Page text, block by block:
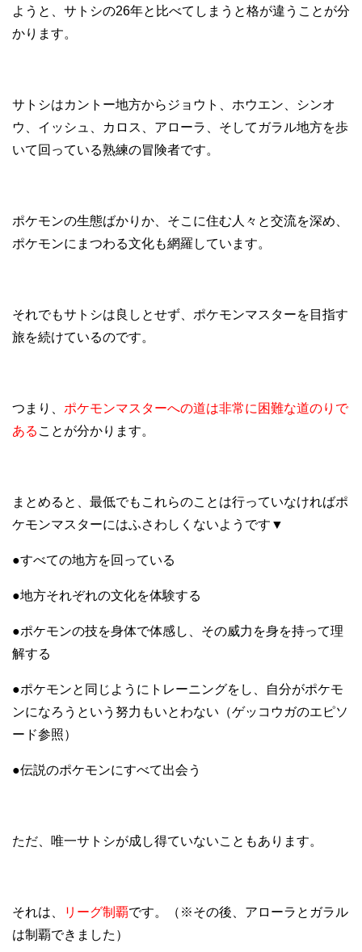
ようと、サトシの26年と比べてしまうと格が違うことが分
かります。
サトシはカントー地方からジョウト、ホウエン、シンオ
ウ、イッシュ、カロス、アローラ、そしてガラル地方を歩
いて回っている熟練の冒険者です。
ポケモンの生態ばかりか、そこに住む人々と交流を深め、
ポケモンにまつわる文化も網羅しています。
それでもサトシは良しとせず、ポケモンマスターを目指す
旅を続けているのです。
つまり、 ポケモンマスターへの道は非常に困難な道のりで
ある ことが分かります。
まとめると、最低でもこれらのことは行っていなければポ
ケモンマスターにはふさわしくないようです▼
●すべての地方を回っている
●地方それぞれの文化を体験する
●ポケモンの技を身体で体感し、その威力を身を持って理
解する
●ポケモンと同じようにトレーニングをし、自分がポケモ
ンになろうという努力もいとわない（ゲッコウガのエピソ
ード参照）
●伝説のポケモンにすべて出会う
ただ、唯一サトシが成し得ていないこともあります。
それは、 リーグ制覇です。（※その後、アローラとガラル
は制覇できました）